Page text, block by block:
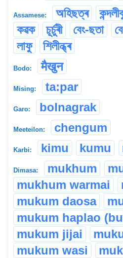
Assamese: অহিছত্ৰ
কৱক
চূৰ্চুৰী বেং-ছতা
লাফু
শিলীন্ধ্ৰ
Bodo: मैखुन
Mising: ta:par
Garo: bolnagrak
Meeteilon: chengum
Karbi: kimu kumu
Dimasa: mukhum
mukhum warmai
mukum daosa
mukum haplao
mukum jijai
mukum wasi